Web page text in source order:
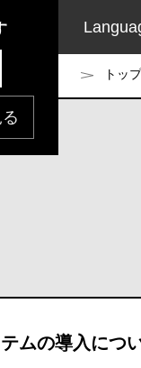
トッ
ムの導入につ